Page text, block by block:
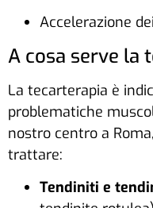
Accelerazione
A cosa serve la
La tecarterapia è
problematiche
nostro centro a
trattare:
Tendiniti e